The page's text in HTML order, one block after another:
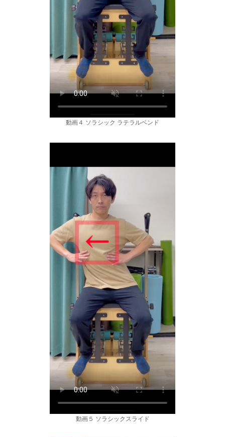
動画４ ソラシック ラテラルベンド
動画５ ソラシックスライド